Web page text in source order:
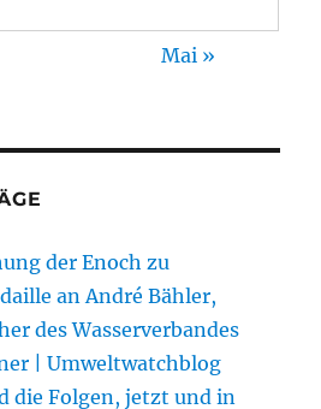
Mai »
der Enoch zu
an André Bähler,
des Wasserverbandes
| Umweltwatchblog
die Folgen, jetzt und in